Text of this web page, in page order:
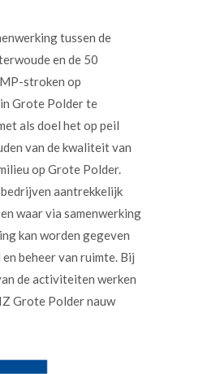
tussen de
en de 50
stroken op
Grote Polder te
als doel het op peil
van de kwaliteit van
op Grote Polder.
aantrekkelijk
waar via samenwerking
kan worden gegeven
beheer van ruimte. Bij
de activiteiten werken
Grote Polder nauw